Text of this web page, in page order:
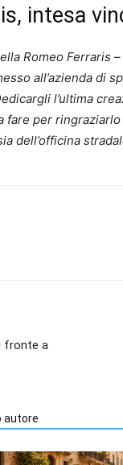
intesa
Romeo Ferraris –
all’azienda di
l’ultima
fare per
dell’officina
fronte a
autore